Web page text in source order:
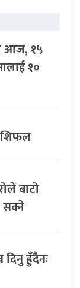
आज, १५
१०
बाटो
सक्ने
हुँदैनः